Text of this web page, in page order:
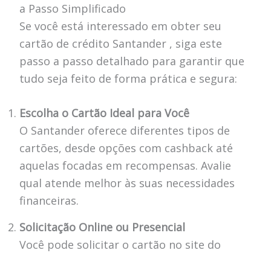
a Passo Simplificado
Se você está interessado em obter seu
cartão de crédito Santander , siga este
passo a passo detalhado para garantir que
tudo seja feito de forma prática e segura:
Escolha o Cartão Ideal para Você
O Santander oferece diferentes tipos de
cartões, desde opções com cashback até
aquelas focadas em recompensas. Avalie
qual atende melhor às suas necessidades
financeiras.
Solicitação Online ou Presencial
Você pode solicitar o cartão no site do